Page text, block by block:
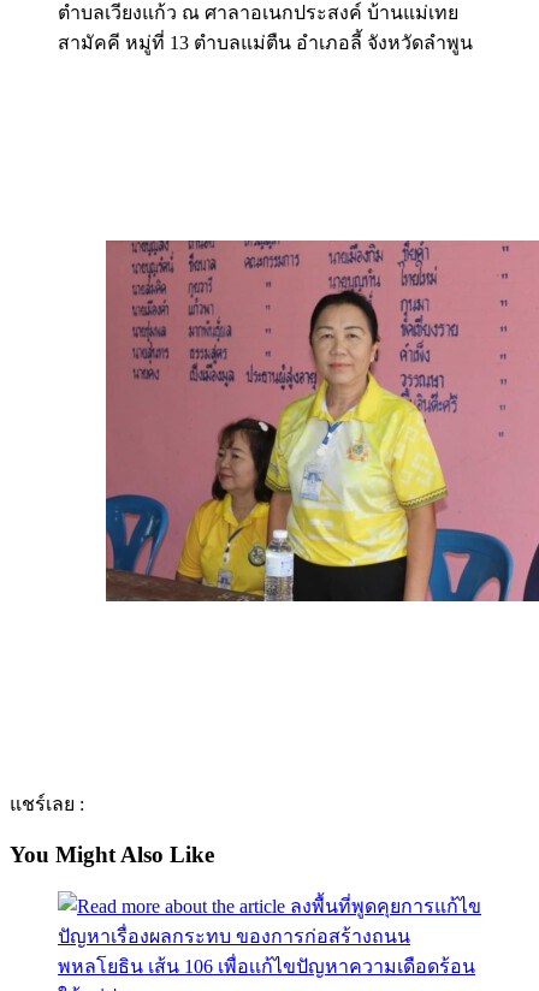
ตำบลเวียงแก้ว ณ ศาลาอเนกประสงค์ บ้านแม่เทย
สามัคคี หมู่ที่ 13 ตำบลแม่ตืน อำเภอลี้ จังหวัดลำพูน
แชร์เลย :
You Might Also Like